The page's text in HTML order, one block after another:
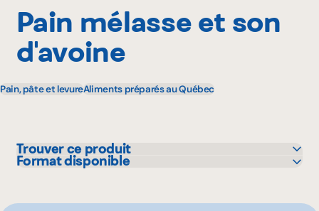
Pain mélasse et son
d'avoine
Pain, pâte et levureAliments préparés au Québec
Trouver ce produit
IGA
Format disponible